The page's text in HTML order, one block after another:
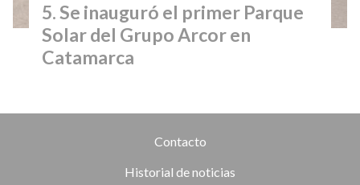
Se inauguró el primer Parque
Solar del Grupo Arcor en
Catamarca
Contacto
Historial de noticias